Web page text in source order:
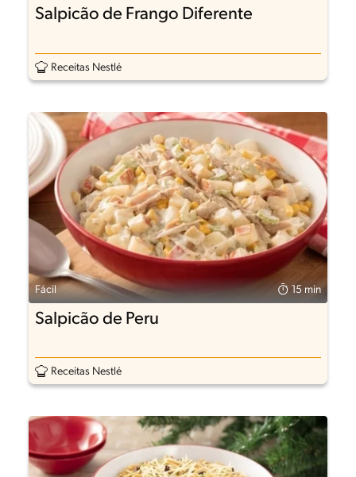
Salpicão de Frango Diferente
Receitas Nestlé
Fácil 15 min
Salpicão de Peru
Receitas Nestlé